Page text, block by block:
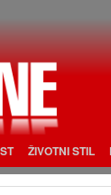
ŽIVOTNI STIL